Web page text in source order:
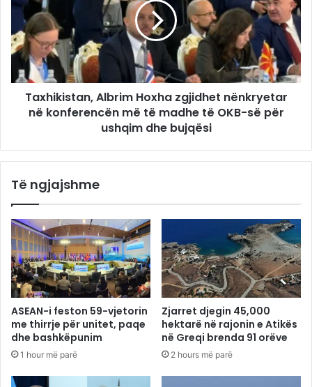
Taxhikistan, Albrim Hoxha zgjidhet nënkryetar
në konferencën më të madhe të OKB-së për
ushqim dhe bujqësi
Të ngjajshme
ASEAN-i feston 59-vjetorin
me thirrje për unitet, paqe
dhe bashkëpunim
1 hour më parë
Zjarret djegin 45,000
hektarë në rajonin e Atikës
në Greqi brenda 91 orëve
2 hours më parë